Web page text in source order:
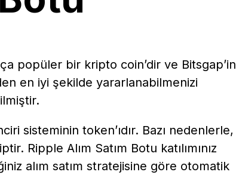
popüler bir kripto coin’dir ve Bitsgap’in
en iyi şekilde yararlanabilmenizi
sisteminin token’ıdır. Bazı nedenlerle,
Ripple Alım Satım Botu katılımınız
alım satım stratejisine göre otomatik